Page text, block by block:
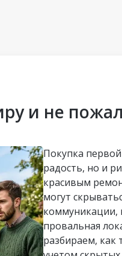
и не
Покупка
радость, но и
красивым
могут
коммуникации,
провальная
разбираем, как